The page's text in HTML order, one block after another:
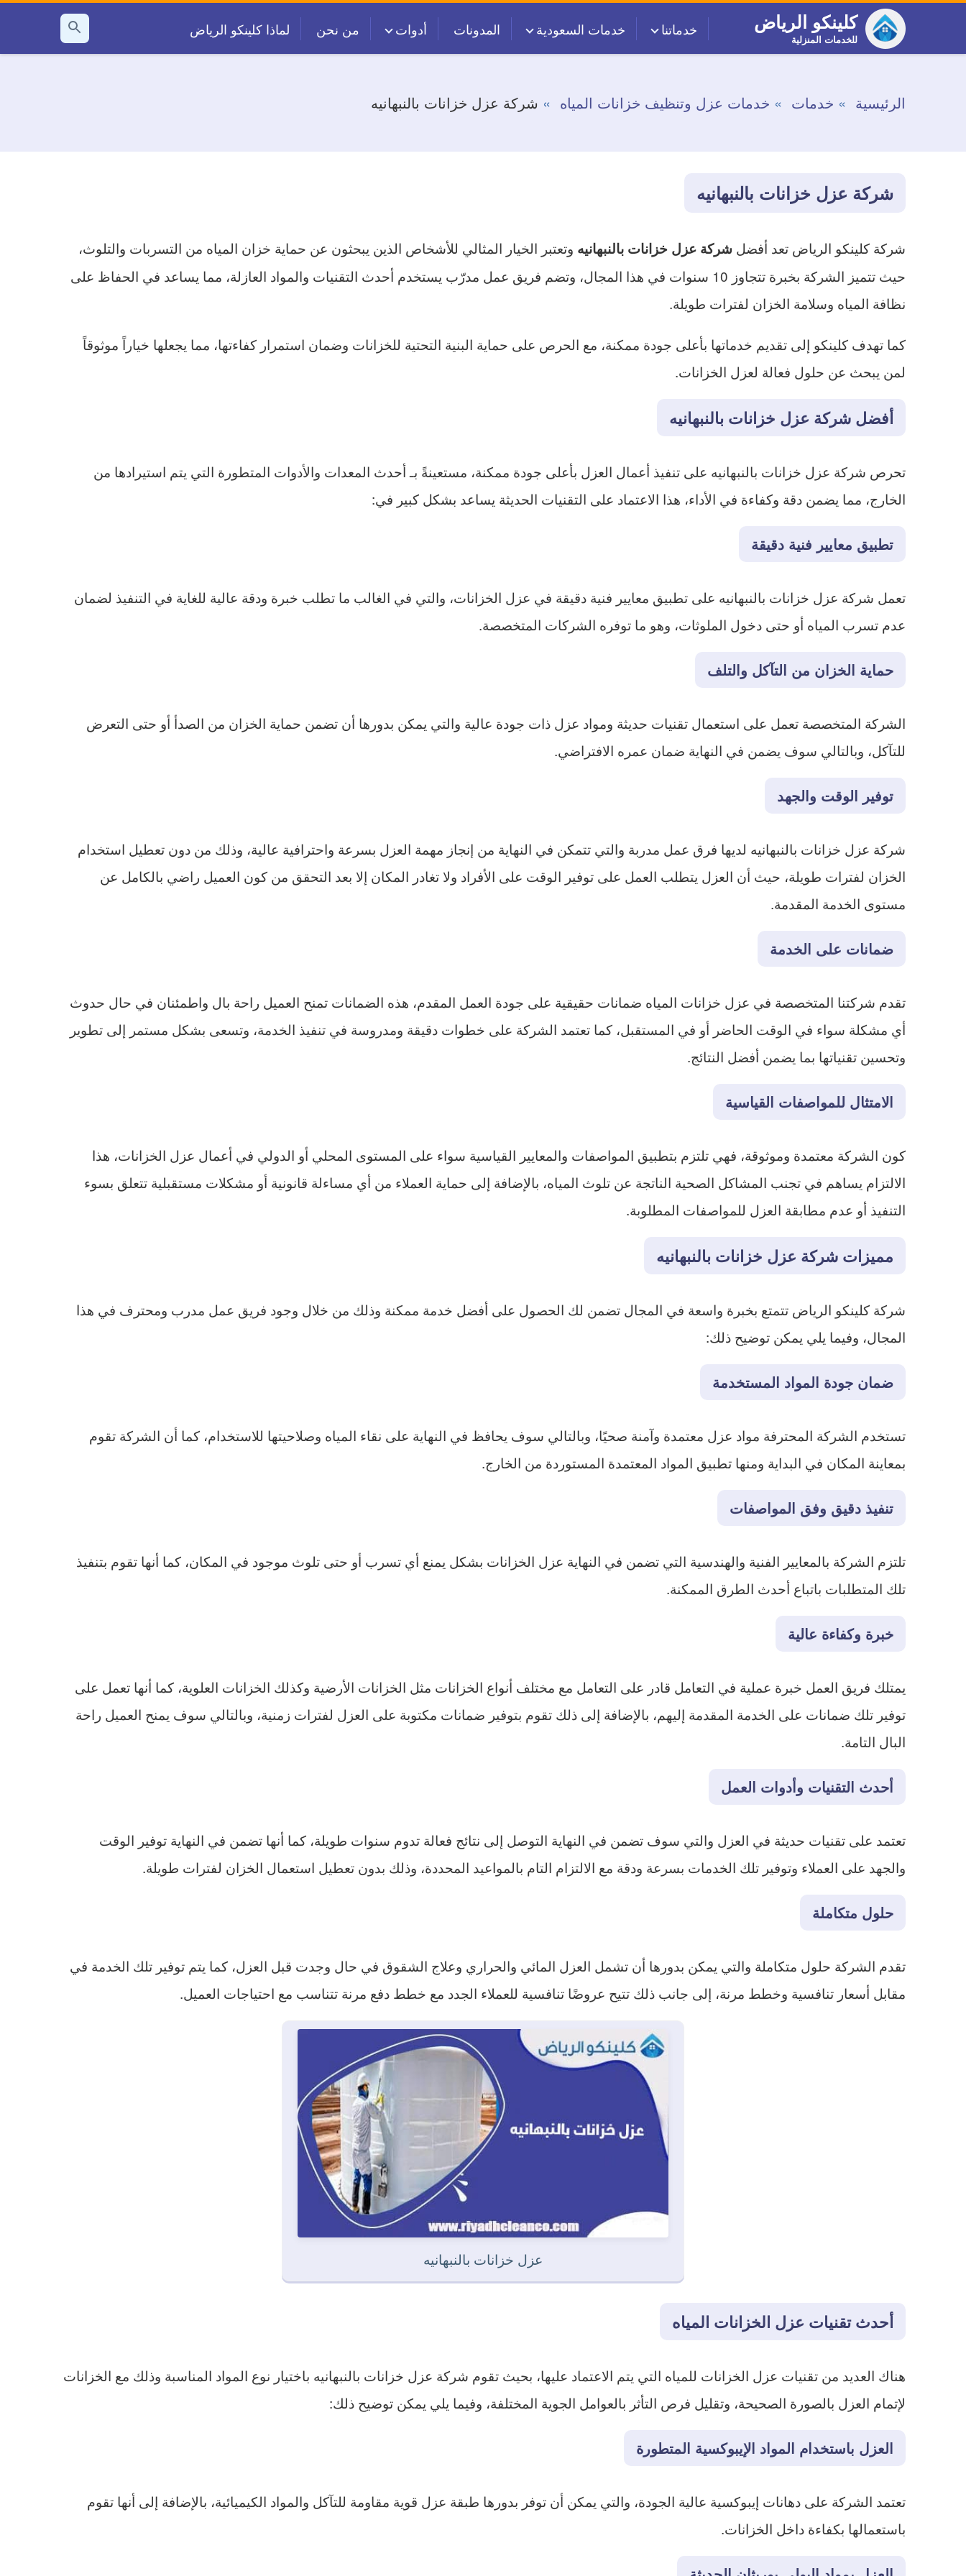
كلينكو الرياض
للخدمات المنزلية
خدماتنا خدمات السعودية المدونات أدوات من نحن لماذا كلينكو الرياض
بحث
عن
الرئيسية خدمات خدمات عزل وتنظيف خزانات المياه شركة عزل خزانات بالنبهانيه
شركة عزل خزانات بالنبهانيه
شركة كلينكو الرياض تعد أفضل شركة عزل خزانات بالنبهانيه وتعتبر الخيار المثالي للأشخاص الذين يبحثون عن حماية خزان المياه من التسربات والتلوث،
حيث تتميز الشركة بخبرة تتجاوز 10 سنوات في هذا المجال، وتضم فريق عمل مدرّب يستخدم أحدث التقنيات والمواد العازلة، مما يساعد في الحفاظ على
نظافة المياه وسلامة الخزان لفترات طويلة.
كما تهدف كلينكو إلى تقديم خدماتها بأعلى جودة ممكنة، مع الحرص على حماية البنية التحتية للخزانات وضمان استمرار كفاءتها، مما يجعلها خياراً موثوقاً
لمن يبحث عن حلول فعالة لعزل الخزانات.
أفضل شركة عزل خزانات بالنبهانيه
تحرص شركة عزل خزانات بالنبهانيه على تنفيذ أعمال العزل بأعلى جودة ممكنة، مستعينةً بـ أحدث المعدات والأدوات المتطورة التي يتم استيرادها من
الخارج، مما يضمن دقة وكفاءة في الأداء، هذا الاعتماد على التقنيات الحديثة يساعد بشكل كبير في:
تطبيق معايير فنية دقيقة
تعمل شركة عزل خزانات بالنبهانيه على تطبيق معايير فنية دقيقة في عزل الخزانات، والتي في الغالب ما تطلب خبرة ودقة عالية للغاية في التنفيذ لضمان
عدم تسرب المياه أو حتى دخول الملوثات، وهو ما توفره الشركات المتخصصة.
حماية الخزان من التآكل والتلف
الشركة المتخصصة تعمل على استعمال تقنيات حديثة ومواد عزل ذات جودة عالية والتي يمكن بدورها أن تضمن حماية الخزان من الصدأ أو حتى التعرض
للتآكل، وبالتالي سوف يضمن في النهاية ضمان عمره الافتراضي.
توفير الوقت والجهد
شركة عزل خزانات بالنبهانيه لديها فرق عمل مدربة والتي تتمكن في النهاية من إنجاز مهمة العزل بسرعة واحترافية عالية، وذلك من دون تعطيل استخدام
الخزان لفترات طويلة، حيث أن العزل يتطلب العمل على توفير الوقت على الأفراد ولا تغادر المكان إلا بعد التحقق من كون العميل راضي بالكامل عن
مستوى الخدمة المقدمة.
ضمانات على الخدمة
تقدم شركتنا المتخصصة في عزل خزانات المياه ضمانات حقيقية على جودة العمل المقدم، هذه الضمانات تمنح العميل راحة بال واطمئنان في حال حدوث
أي مشكلة سواء في الوقت الحاضر أو في المستقبل، كما تعتمد الشركة على خطوات دقيقة ومدروسة في تنفيذ الخدمة، وتسعى بشكل مستمر إلى تطوير
وتحسين تقنياتها بما يضمن أفضل النتائج.
الامتثال للمواصفات القياسية
كون الشركة معتمدة وموثوقة، فهي تلتزم بتطبيق المواصفات والمعايير القياسية سواء على المستوى المحلي أو الدولي في أعمال عزل الخزانات، هذا
الالتزام يساهم في تجنب المشاكل الصحية الناتجة عن تلوث المياه، بالإضافة إلى حماية العملاء من أي مساءلة قانونية أو مشكلات مستقبلية تتعلق بسوء
التنفيذ أو عدم مطابقة العزل للمواصفات المطلوبة.
مميزات شركة عزل خزانات بالنبهانيه
شركة كلينكو الرياض تتمتع بخبرة واسعة في المجال تضمن لك الحصول على أفضل خدمة ممكنة وذلك من خلال وجود فريق عمل مدرب ومحترف في هذا
المجال، وفيما يلي يمكن توضيح ذلك:
ضمان جودة المواد المستخدمة
تستخدم الشركة المحترفة مواد عزل معتمدة وآمنة صحيًا، وبالتالي سوف يحافظ في النهاية على نقاء المياه وصلاحيتها للاستخدام، كما أن الشركة تقوم
بمعاينة المكان في البداية ومنها تطبيق المواد المعتمدة المستوردة من الخارج.
تنفيذ دقيق وفق المواصفات
تلتزم الشركة بالمعايير الفنية والهندسية التي تضمن في النهاية عزل الخزانات بشكل يمنع أي تسرب أو حتى تلوث موجود في المكان، كما أنها تقوم بتنفيذ
تلك المتطلبات باتباع أحدث الطرق الممكنة.
خبرة وكفاءة عالية
يمتلك فريق العمل خبرة عملية في التعامل قادر على التعامل مع مختلف أنواع الخزانات مثل الخزانات الأرضية وكذلك الخزانات العلوية، كما أنها تعمل على
توفير تلك ضمانات على الخدمة المقدمة إليهم، بالإضافة إلى ذلك تقوم بتوفير ضمانات مكتوبة على العزل لفترات زمنية، وبالتالي سوف يمنح العميل راحة
البال التامة.
أحدث التقنيات وأدوات العمل
تعتمد على تقنيات حديثة في العزل والتي سوف تضمن في النهاية التوصل إلى نتائج فعالة تدوم سنوات طويلة، كما أنها تضمن في النهاية توفير الوقت
والجهد على العملاء وتوفير تلك الخدمات بسرعة ودقة مع الالتزام التام بالمواعيد المحددة، وذلك بدون تعطيل استعمال الخزان لفترات طويلة.
حلول متكاملة
تقدم الشركة حلول متكاملة والتي يمكن بدورها أن تشمل العزل المائي والحراري وعلاج الشقوق في حال وجدت قبل العزل، كما يتم توفير تلك الخدمة في
مقابل أسعار تنافسية وخطط مرنة، إلى جانب ذلك تتيح عروضًا تنافسية للعملاء الجدد مع خطط دفع مرنة تتناسب مع احتياجات العميل.
عزل خزانات بالنبهانيه
أحدث تقنيات عزل الخزانات المياه
هناك العديد من تقنيات عزل الخزانات للمياه التي يتم الاعتماد عليها، بحيث تقوم شركة عزل خزانات بالنبهانيه باختيار نوع المواد المناسبة وذلك مع الخزانات
لإتمام العزل بالصورة الصحيحة، وتقليل فرص التأثر بالعوامل الجوية المختلفة، وفيما يلي يمكن توضيح ذلك:
العزل باستخدام المواد الإيبوكسية المتطورة
تعتمد الشركة على دهانات إيبوكسية عالية الجودة، والتي يمكن أن توفر بدورها طبقة عزل قوية مقاومة للتآكل والمواد الكيميائية، بالإضافة إلى أنها تقوم
باستعمالها بكفاءة داخل الخزانات.